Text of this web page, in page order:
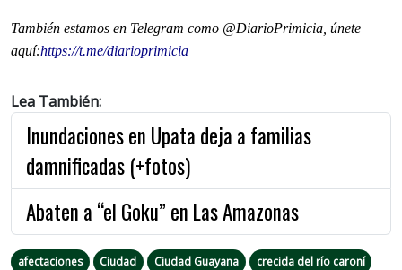
También estamos en Telegram como @DiarioPrimicia, únete
aquí:https://t.me/diarioprimicia
Lea También:
Inundaciones en Upata deja a familias
damnificadas (+fotos)
Abaten a “el Goku” en Las Amazonas
afectaciones Ciudad Ciudad Guayana
crecida del río caroní